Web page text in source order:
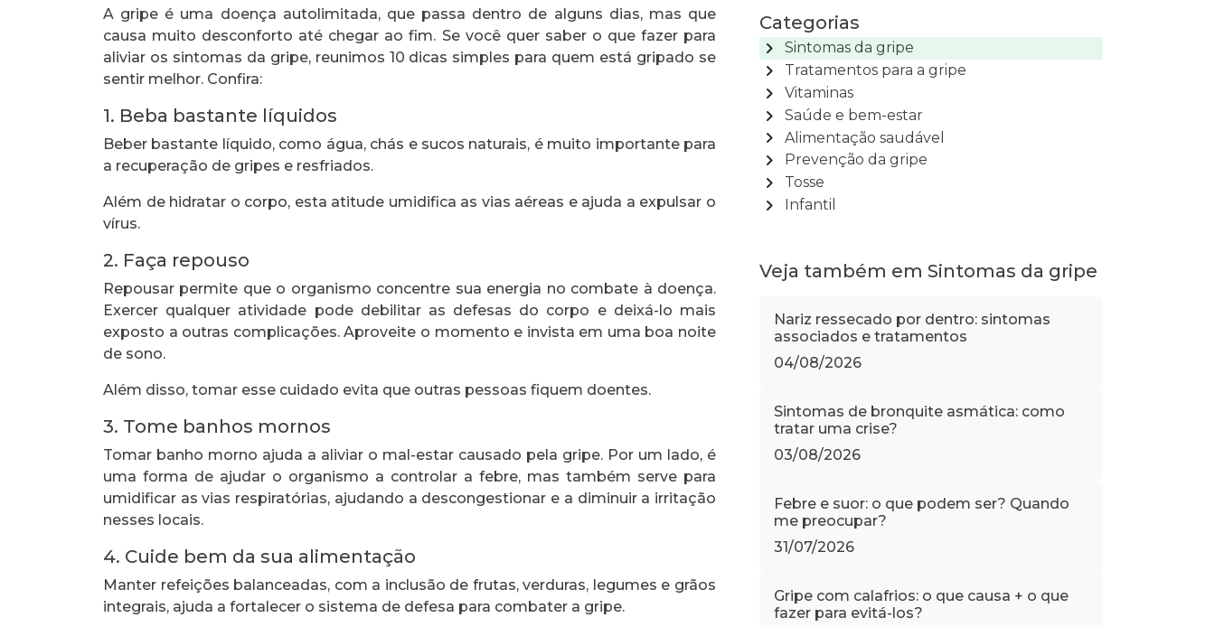
A gripe é uma doença autolimitada, que passa dentro de alguns dias, mas que
causa muito desconforto até chegar ao fim. Se você quer saber o que fazer para
aliviar os sintomas da gripe, reunimos 10 dicas simples para quem está gripado se
sentir melhor. Confira:
1. Beba bastante líquidos
Beber bastante líquido, como água, chás e sucos naturais, é muito importante para
a recuperação de gripes e resfriados.
Além de hidratar o corpo, esta atitude umidifica as vias aéreas e ajuda a expulsar o
vírus.
2. Faça repouso
Repousar permite que o organismo concentre sua energia no combate à doença.
Exercer qualquer atividade pode debilitar as defesas do corpo e deixá-lo mais
exposto a outras complicações. Aproveite o momento e invista em uma boa noite
de sono.
Além disso, tomar esse cuidado evita que outras pessoas fiquem doentes.
3. Tome banhos mornos
Tomar banho morno ajuda a aliviar o mal-estar causado pela gripe. Por um lado, é
uma forma de ajudar o organismo a controlar a febre, mas também serve para
umidificar as vias respiratórias, ajudando a descongestionar e a diminuir a irritação
nesses locais.
4. Cuide bem da sua alimentação
Manter refeições balanceadas, com a inclusão de frutas, verduras, legumes e grãos
integrais, ajuda a fortalecer o sistema de defesa para combater a gripe.
Categorias
chevron_right Sintomas da gripe
chevron_right Tratamentos para a gripe
chevron_right Vitaminas
chevron_right Saúde e bem-estar
chevron_right Alimentação saudável
chevron_right Prevenção da gripe
chevron_right Tosse
chevron_right Infantil
Veja também em Sintomas da gripe
Nariz ressecado por dentro: sintomas
associados e tratamentos
04/08/2026
Sintomas de bronquite asmática: como
tratar uma crise?
03/08/2026
Febre e suor: o que podem ser? Quando
me preocupar?
31/07/2026
Gripe com calafrios: o que causa + o que
fazer para evitá-los?